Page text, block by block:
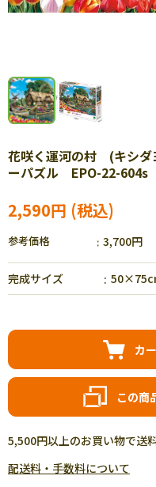
花咲く運河の村 (キシ
ーパズル EPO-22-604s
2,590円
参考価格 3,700円
完成サイズ
カ
この商
5,500円以上のお買い物で送
配送料・手数料について